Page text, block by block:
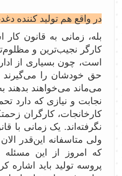
در واقع هم تولید کننده
بله، زمانی به قانون کار
کارگر نجیب‌ترین و
است، چون بسیاری از
حق‌ خودشان را
می‌ماند می‌خواهند بدهند
نجابت و نیازی که دارد
کارخانجات، کارگران
نگرفته‌اند. یک زمانی با
ولی متاسفانه این‌قدر
که امروز از این مسئله
پروسه تولید باید اشاره